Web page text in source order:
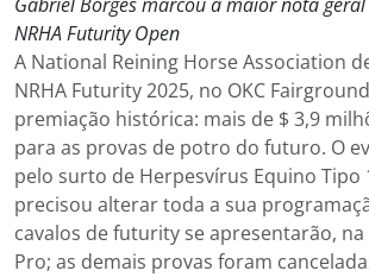
NRHA Futurity Open
A National Reining Horse Association
NRHA Futurity 2025, no OKC
premiação histórica: mais de $ 3,9
para as provas de potro do futuro. O
pelo surto de Herpesvírus Equino Tipo
precisou alterar toda a sua
cavalos de futurity se apresentarão,
Pro; as demais provas foram